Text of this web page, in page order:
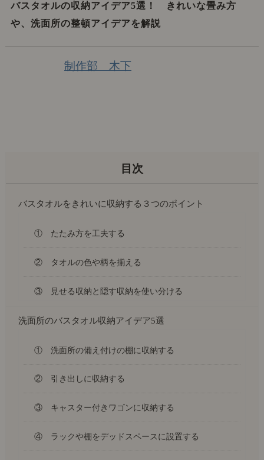
バスタオルの収納アイデア5選！ きれいな畳み方
や、洗面所の整頓アイデアを解説
制作部 木下
バスタオルをきれいに収納する３つのポイント
① たたみ方を工夫する
② タオルの色や柄を揃える
③ 見せる収納と隠す収納を使い分ける
洗面所のバスタオル収納アイデア5選
① 洗面所の備え付けの棚に収納する
② 引き出しに収納する
③ キャスター付きワゴンに収納する
④ ラックや棚をデッドスペースに設置する